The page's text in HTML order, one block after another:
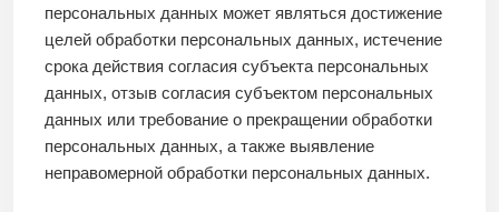
персональных данных может являться достижение
целей обработки персональных данных, истечение
срока действия согласия субъекта персональных
данных, отзыв согласия субъектом персональных
данных или требование о прекращении обработки
персональных данных, а также выявление
неправомерной обработки персональных данных.